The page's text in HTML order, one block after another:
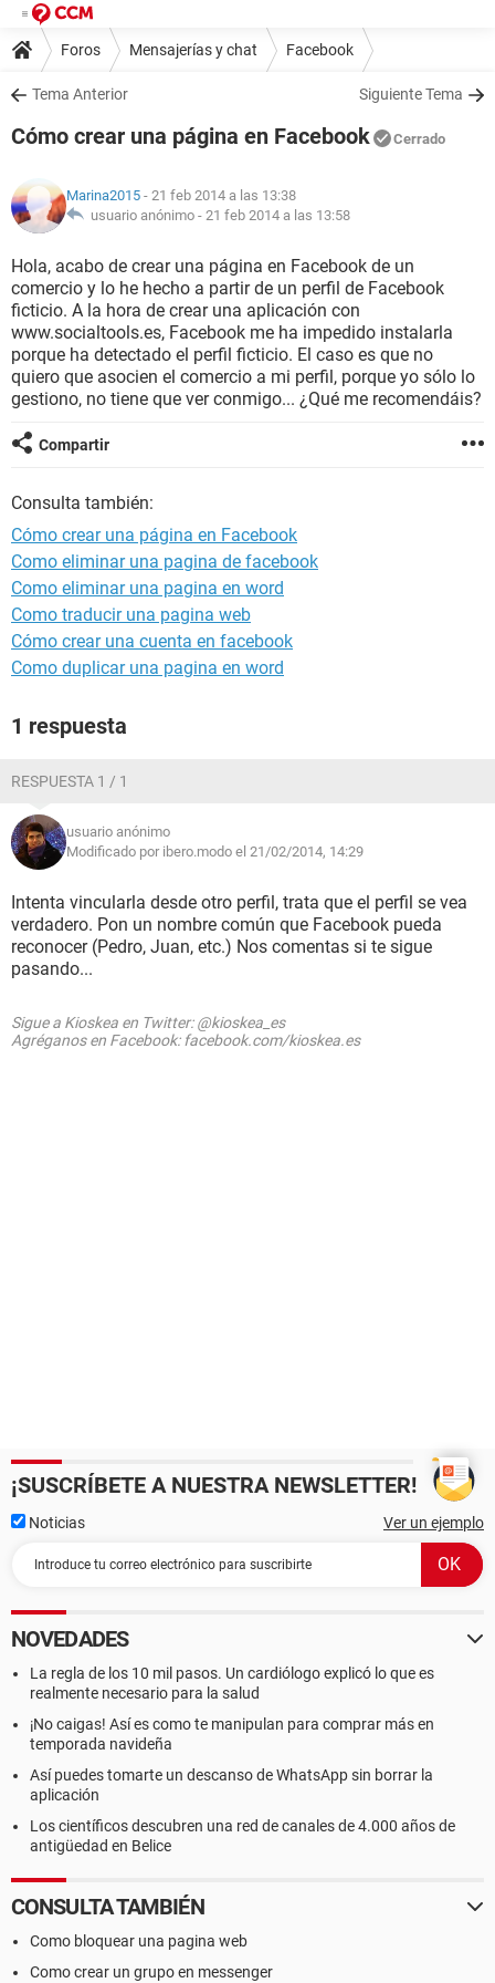
Foros Mensajerías y chat Facebook
Tema Anterior Siguiente Tema
Cómo crear una página en Facebook Cerrado
Marina2015 - 21 feb 2014 a las 13:38
usuario anónimo - 21 feb 2014 a las 13:58
Hola, acabo de crear una página en Facebook de un
comercio y lo he hecho a partir de un perfil de Facebook
ficticio. A la hora de crear una aplicación con
www.socialtools.es, Facebook me ha impedido instalarla
porque ha detectado el perfil ficticio. El caso es que no
quiero que asocien el comercio a mi perfil, porque yo sólo lo
gestiono, no tiene que ver conmigo... ¿Qué me recomendáis?
Compartir
Consulta también:
Cómo crear una página en Facebook
Como eliminar una pagina de facebook
Como eliminar una pagina en word
Como traducir una pagina web
Cómo crear una cuenta en facebook
Como duplicar una pagina en word
1 respuesta
RESPUESTA 1 / 1
usuario anónimo
Modificado por ibero.modo el 21/02/2014, 14:29
Intenta vincularla desde otro perfil, trata que el perfil se vea
verdadero. Pon un nombre común que Facebook pueda
reconocer (Pedro, Juan, etc.) Nos comentas si te sigue
pasando...
Sigue a Kioskea en Twitter: @kioskea_es
Agréganos en Facebook: facebook.com/kioskea.es
¡SUSCRÍBETE A NUESTRA NEWSLETTER!
Noticias Ver un ejemplo
NOVEDADES
La regla de los 10 mil pasos. Un cardiólogo explicó lo que es
realmente necesario para la salud
¡No caigas! Así es como te manipulan para comprar más en
temporada navideña
Así puedes tomarte un descanso de WhatsApp sin borrar la
aplicación
Los científicos descubren una red de canales de 4.000 años de
antigüedad en Belice
CONSULTA TAMBIÉN
Como bloquear una pagina web
Como crear un grupo en messenger